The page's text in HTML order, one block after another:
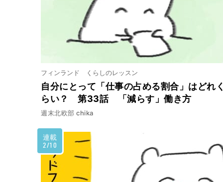
フィンランド くらしのレッスン
自分にとって「仕事の占める割合」はどれ
らい？ 第33話 「減らす」働き方
週末北欧部 chika
連載
2/10